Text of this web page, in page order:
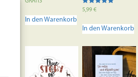
In den Warenkorb
Bewertet mit
5,99€
In den Warenkorb